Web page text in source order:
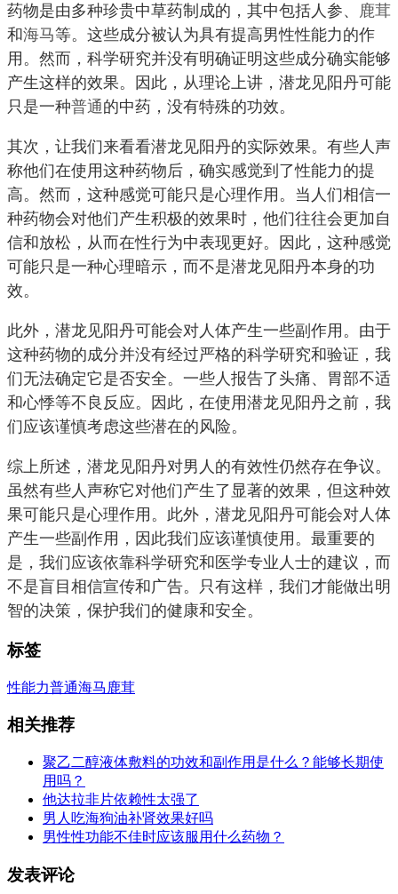
药物是由多种珍贵中草药制成的，其中包括人参、 鹿茸
和海马等。这些成分被认为具有提高男性性能力的作
用。然而，科学研究并没有明确证明这些成分确实能够
产生这样的效果。因此，从理论上讲，潜龙见阳丹可能
只是一种普通的中药，没有特殊的功效。
其次，让我们来看看潜龙见阳丹的实际效果。有些人声
称他们在使用这种药物后，确实感觉到了性能力的提
高。然而，这种感觉可能只是心理作用。当人们相信一
种药物会对他们产生积极的效果时，他们往往会更加自
信和放松，从而在性行为中表现更好。因此，这种感觉
可能只是一种心理暗示，而不是潜龙见阳丹本身的功
效。
此外，潜龙见阳丹可能会对人体产生一些副作用。由于
这种药物的成分并没有经过严格的科学研究和验证，我
们无法确定它是否安全。一些人报告了头痛、胃部不适
和心悸等不良反应。因此，在使用潜龙见阳丹之前，我
们应该谨慎考虑这些潜在的风险。
综上所述，潜龙见阳丹对男人的有效性仍然存在争议。
虽然有些人声称它对他们产生了显著的效果，但这种效
果可能只是心理作用。此外，潜龙见阳丹可能会对人体
产生一些副作用，因此我们应该谨慎使用。最重要的
是，我们应该依靠科学研究和医学专业人士的建议，而
不是盲目相信宣传和广告。只有这样，我们才能做出明
智的决策，保护我们的健康和安全。
标签
性能力普通海马 鹿茸
相关推荐
聚乙二醇液体敷料的功效和副作用是什么？能够长期使
用吗？
他达拉非片依赖性太强了
男人吃海狗油补肾效果好吗
男性性功能不佳时应该服用什么药物？
发表评论